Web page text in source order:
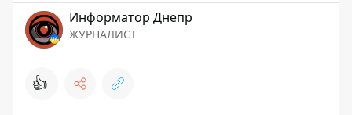
Информатор Днепр
ЖУРНАЛИСТ
👍